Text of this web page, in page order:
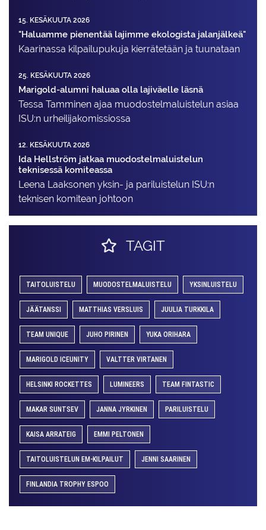
15. KESÄKUUTA 2026
"Haluamme pienentää lajimme ekologista jalanjälkeä"
Kaarinassa kilpailupukuja kierrätetään ja tuunataan
25. KESÄKUUTA 2026
Marigold-alumni haluaa olla lajiväelle läsnä
Tessa Tamminen ajaa muodostelma­luistelun asiaa
ISU:n urheilija­komissiossa
12. KESÄKUUTA 2026
Ida Hellström jatkaa muodostelmaluistelun
teknisessä komiteassa
Leena Laaksonen yksin- ja pariluistelun ISU:n
teknisen komitean johtoon
TAGIT
TAITOLUISTELU MUODOSTELMALUISTELU YKSINLUISTELU
JÄÄTANSSI MATTHIAS VERSLUIS JUULIA TURKKILA
TEAM UNIQUE JUHO PIRINEN YUKA ORIHARA
MARIGOLD ICEUNITY VALTTER VIRTANEN
HELSINKI ROCKETTES LUMINEERS TEAM FINTASTIC
MAKAR SUNTSEV JANNA JYRKINEN PARILUISTELU
KAISA ARRATEIG EMMI PELTONEN
TAITOLUISTELUN EM-KILPAILUT JENNI SAARINEN
FINLANDIA TROPHY ESPOO